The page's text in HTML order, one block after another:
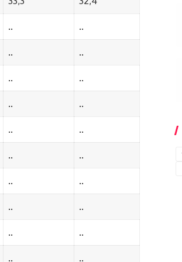
.. ..
.. ..
.. ..
.. ..
.. ..
.. ..
.. ..
.. ..
.. ..
.. ..